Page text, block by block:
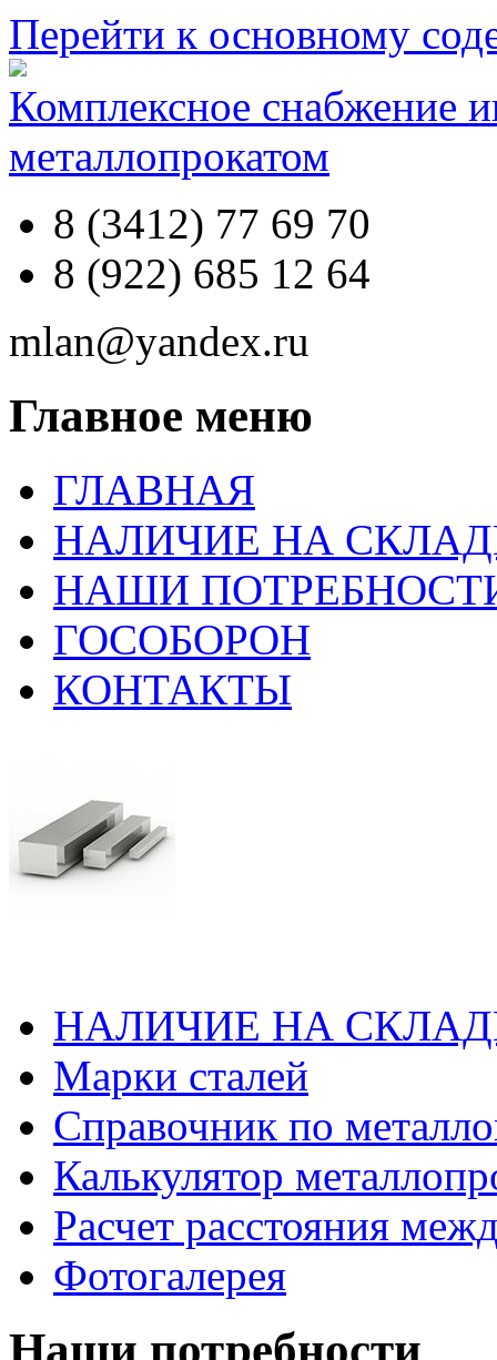
Перейти к основному
Комплексное снабжение
металлопрокатом
8 (3412) 77 69 70
8 (922) 685 12 64
mlan@yandex.ru
Главное меню
ГЛАВНАЯ
НАЛИЧИЕ НА
НАШИ
ГОСОБОРОН
КОНТАКТЫ
НАЛИЧИЕ НА
Марки сталей
Справочник по
Калькулятор
Расчет расстояния
Фотогалерея
Наши потребности